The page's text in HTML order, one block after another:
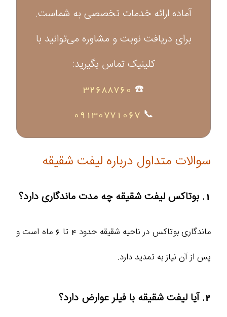
آماده ارائه خدمات تخصصی به شماست.
برای دریافت نوبت و مشاوره می‌توانید با
کلینیک تماس بگیرید:
☎️
32688760
📞
09130771067
سوالات متداول درباره لیفت شقیقه
1. بوتاکس لیفت شقیقه چه مدت ماندگاری دارد؟
ماندگاری بوتاکس در ناحیه شقیقه حدود 4 تا 6 ماه است و
پس از آن نیاز به تمدید دارد.
2. آیا لیفت شقیقه با فیلر عوارض دارد؟